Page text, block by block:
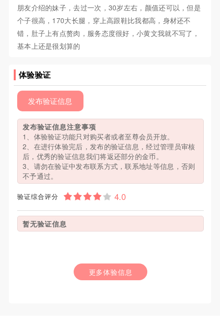
朋友介绍的妹子，去过一次，30岁左右，颜值还可以，但是
个子很高，170大长腿，穿上高跟鞋比我都高，身材还不
错，肚子上有点赘肉，服务态度很好，小黄文我就不写了，
基本上还是很划算的
体验验证
发布验证信息
发布验证信息注意事项
1、体验验证功能只对购买者或者至尊会员开放。
2、在进行体验完后，发布的验证信息，经过管理员审核
后，优秀的验证信息我们将返还部分的金币。
3、请勿在验证中发布联系方式，联系地址等信息，否则
不予通过。
验证综合评分
暂无验证信息
更多体验信息